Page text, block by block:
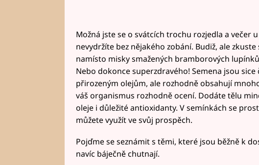
Možná jste se o svátcích trochu rozjedla a večer
nevydržíte bez nějakého zobání. Budiž, ale
namísto misky smažených bramborových
Nebo dokonce superzdravého! Semena jsou
přirozeným olejům, ale rozhodně obsahují
váš organismus rozhodně ocení. Dodáte tělu
oleje i důležité antioxidanty. V semínkách se
můžete využít ve svůj prospěch.
Pojďme se seznámit s těmi, které jsou běžně k
navíc báječně chutnají.